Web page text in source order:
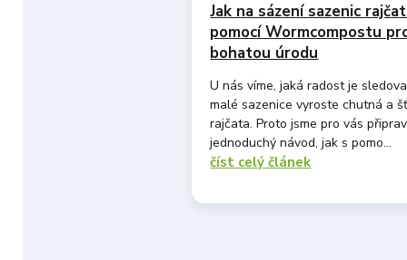
Jak na sázení sazenic
pomocí Wormcompostu
bohatou úrodu
U nás víme, jaká radost je
malé sazenice vyroste chutná a
rajčata. Proto jsme pro vás
jednoduchý návod, jak s pomo...
číst celý článek